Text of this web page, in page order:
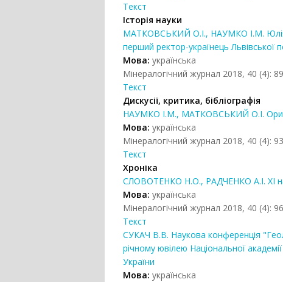
Текст
Історія науки
МАТКОВСЬКИЙ О.І., НАУМКО І.М.
перший ректор-українець Львівської
Мова: українська
Мінералогічний журнал 2018, 40 (4):
Текст
Дискусії, критика, бібліографія
НАУМКО І.М., МАТКОВСЬКИЙ О.І.
Мова: українська
Мінералогічний журнал 2018, 40 (4):
Текст
Хроніка
СЛОВОТЕНКО Н.О., РАДЧЕНКО А.І. XI
Мова: українська
Мінералогічний журнал 2018, 40 (4):
Текст
СУКАЧ В.В. Наукова конференція
річному ювілею Національної
України
Мова: українська